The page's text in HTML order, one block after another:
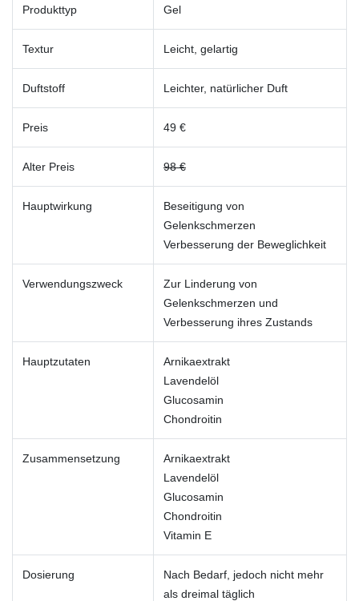
Produkttyp Gel
Textur Leicht, gelartig
Duftstoff Leichter, natürlicher Duft
Preis 49 €
Alter Preis 98 €
Hauptwirkung
Beseitigung von
Gelenkschmerzen
Verbesserung der Beweglichkeit
Verwendungszweck
Zur Linderung von
Gelenkschmerzen und
Verbesserung ihres Zustands
Hauptzutaten
Arnikaextrakt
Lavendelöl
Glucosamin
Chondroitin
Zusammensetzung
Arnikaextrakt
Lavendelöl
Glucosamin
Chondroitin
Vitamin E
Dosierung
Nach Bedarf, jedoch nicht mehr
als dreimal täglich